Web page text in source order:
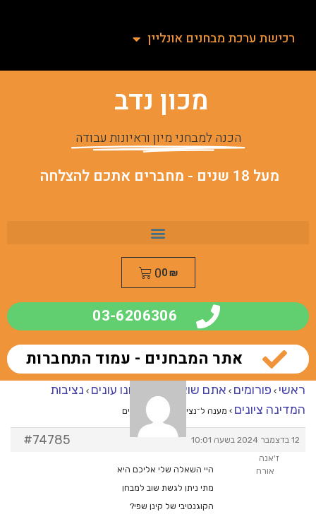
רכישת ערכת מבחנים אונליין
מכון נדב
הכנה למבחני מיון וראיונות עבודה
מעל 18 שנים - מחברים אתכם להצלחה
0₪
0
03-6206306
אתר המבחנים - עמוד התחברות
ראשי › פורומים › אתם שואלים – אנחנו עונים › נציבות
המדינה ציונים › מענה ל־נציבות המדינה ציונים
12 בדצמבר 2024 בשעה 10:01 #74785
ז'אנה
אורח
היי השאלה שלי אליכם היא
מתי ניתן לגשת שוב למבחן
הקוגנטיבי של קינן שפי?